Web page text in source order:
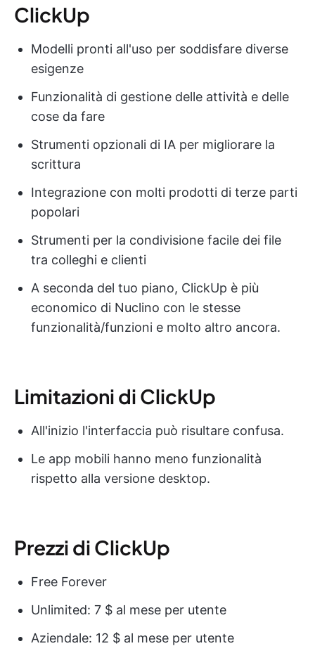
ClickUp
Modelli pronti all'uso per soddisfare diverse
esigenze
Funzionalità di gestione delle attività e delle
cose da fare
Strumenti opzionali di IA per migliorare la
scrittura
Integrazione con molti prodotti di terze parti
popolari
Strumenti per la condivisione facile dei file
tra colleghi e clienti
A seconda del tuo piano, ClickUp è più
economico di Nuclino con le stesse
funzionalità/funzioni e molto altro ancora.
Limitazioni di ClickUp
All'inizio l'interfaccia può risultare confusa.
Le app mobili hanno meno funzionalità
rispetto alla versione desktop.
Prezzi di ClickUp
Free Forever
Unlimited: 7 $ al mese per utente
Aziendale: 12 $ al mese per utente